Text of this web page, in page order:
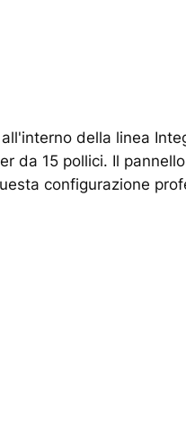
della linea
da 15 pollici. Il
configurazione